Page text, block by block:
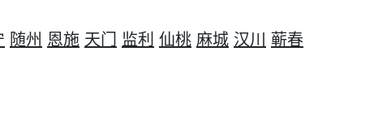
随州 恩施 天门 监利 仙桃 麻城 汉川 蕲春